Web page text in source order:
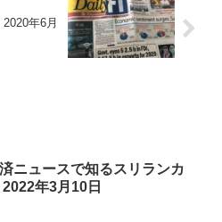
年6月
ニュースで知るスリランカ
2022年3月10日